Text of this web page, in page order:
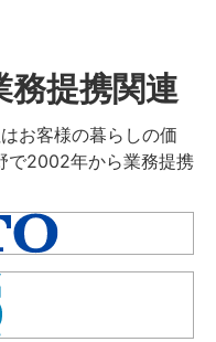
務提携関連
お客様の暮らしの価
で2002年から業務提携